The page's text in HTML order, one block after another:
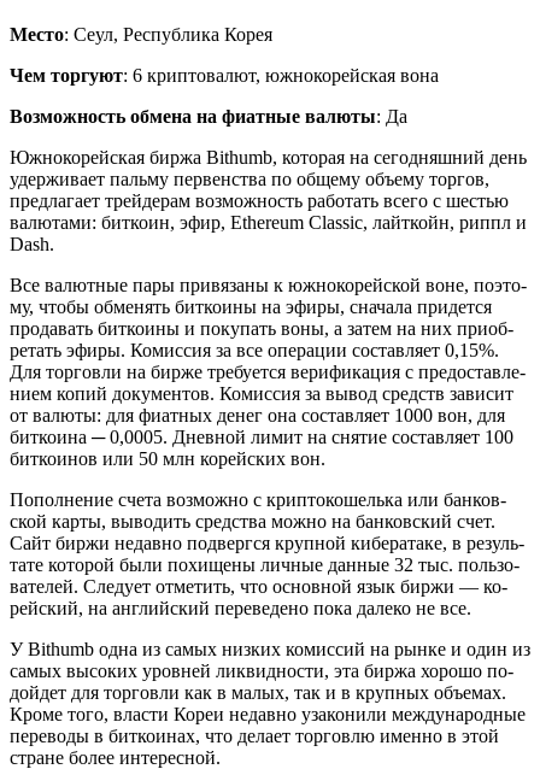
Место: Сеул, Республика Корея
Чем торгуют: 6 криптовалют, южнокорейская вона
Возможность обмена на фиатные валюты: Да
Юж­но­ко­рей­ская биржа Bithumb, ко­то­рая на се­го­дняш­ний день
удер­жи­ва­ет паль­му пер­вен­ства по об­ще­му объ­е­му тор­гов,
пред­ла­га­ет трей­де­рам воз­мож­ность ра­бо­тать всего с ше­стью
ва­лю­та­ми: бит­ко­ин, эфир, Ethereum Classic, лайт­койн, риппл и
Dash.
Все ва­лют­ные пары при­вя­за­ны к юж­но­ко­рей­ской воне, по­это­
му, чтобы об­ме­нять бит­ко­и­ны на эфиры, сна­ча­ла при­дет­ся
про­да­вать бит­ко­и­ны и по­ку­пать воны, а затем на них при­об­
ре­тать эфиры. Ко­мис­сия за все опе­ра­ции со­став­ля­ет 0,15%.
Для тор­гов­ли на бирже тре­бу­ет­ся ве­ри­фи­ка­ция с предо­став­ле­
ни­ем копий до­ку­мен­тов. Ко­мис­сия за вывод средств за­ви­сит
от ва­лю­ты: для фи­ат­ных денег она со­став­ля­ет 1000 вон, для
бит­ко­и­на ─ 0,0005. Днев­ной лимит на сня­тие со­став­ля­ет 100
бит­ко­и­нов или 50 млн ко­рей­ских вон.
По­пол­не­ние счета воз­мож­но с крип­то­ко­шель­ка или бан­ков­
ской карты, вы­во­дить сред­ства можно на бан­ков­ский счет.
Сайт биржи недав­но под­верг­ся круп­ной ки­бе­р­ата­ке, в ре­зуль­
та­те ко­то­рой были по­хи­ще­ны лич­ные дан­ные 32 тыс. поль­зо­
ва­те­лей. Сле­ду­ет от­ме­тить, что ос­нов­ной язык биржи — ко­
рей­ский, на ан­глий­ский пе­ре­ве­де­но пока да­ле­ко не все.
У Bithumb одна из самых низ­ких ко­мис­сий на рынке и один из
самых вы­со­ких уров­ней лик­вид­но­сти, эта биржа хо­ро­шо по­
дой­дет для тор­гов­ли как в малых, так и в круп­ных объ­е­мах.
Кроме того, вла­сти Кореи недав­но уза­ко­ни­ли меж­ду­на­род­ные
пе­ре­во­ды в бит­ко­и­нах, что де­ла­ет тор­гов­лю имен­но в этой
стране более ин­те­рес­ной.